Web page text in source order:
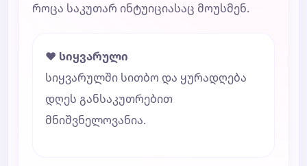
როცა საკუთარ ინტუიციასაც მოუსმენ.
❤️ სიყვარული
სიყვარულში სითბო და ყურადღება
დღეს განსაკუთრებით
მნიშვნელოვანია.